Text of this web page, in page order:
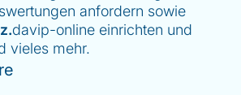
anfordern sowie
davip-online einrichten und
vieles mehr.